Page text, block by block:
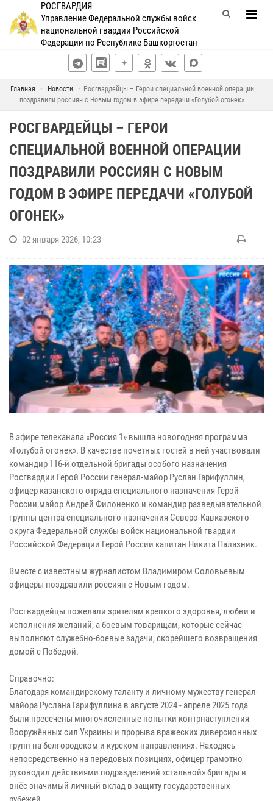
РОСГВАРДИЯ
Управление Федеральной службы войск
национальной гвардии Российской
Федерации по Республике Башкортостан
Главная Новости
Росгвардейцы – Герои специальной военной операции
поздравили россиян с Новым годом в эфире передачи «Голубой огонек»
РОСГВАРДЕЙЦЫ – ГЕРОИ
СПЕЦИАЛЬНОЙ ВОЕННОЙ ОПЕРАЦИИ
ПОЗДРАВИЛИ РОССИЯН С НОВЫМ
ГОДОМ В ЭФИРЕ ПЕРЕДАЧИ «ГОЛУБОЙ
ОГОНЕК»
02 января 2026, 10:23
В эфире телеканала «Россия 1» вышла новогодняя программа
«Голубой огонек». В качестве почетных гостей в ней участвовали
командир 116-й отдельной бригады особого назначения
Росгвардии Герой России генерал-майор Руслан Гарифуллин,
офицер казанского отряда специального назначения Герой
России майор Андрей Филоненко и командир разведывательной
группы центра специального назначения Северо-Кавказского
округа Федеральной службы войск национальной гвардии
Российской Федерации Герой России капитан Никита Палазник.
Вместе с известным журналистом Владимиром Соловьевым
офицеры поздравили россиян с Новым годом.
Росгвардейцы пожелали зрителям крепкого здоровья, любви и
исполнения желаний, а боевым товарищам, которые сейчас
выполняют служебно-боевые задачи, скорейшего возвращения
домой с Победой.
Справочно:
Благодаря командирскому таланту и личному мужеству генерал-
майора Руслана Гарифуллина в августе 2024 - апреле 2025 года
были пресечены многочисленные попытки контрнаступления
Вооружённых сил Украины и прорыва вражеских диверсионных
групп на белгородском и курском направлениях. Находясь
непосредственно на передовых позициях, офицер грамотно
руководил действиями подразделений «стальной» бригады и
внёс значимый личный вклад в защиту государственных